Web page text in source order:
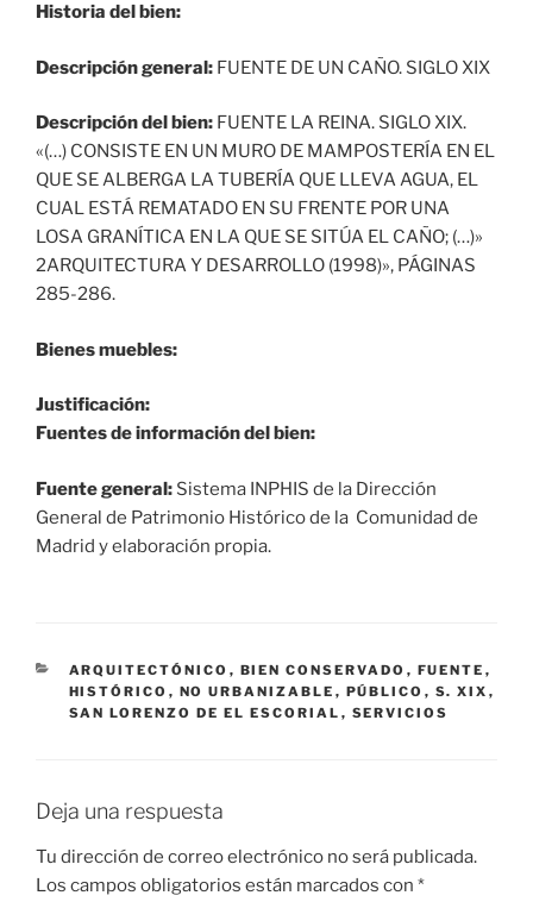
Historia del bien:
Descripción general: FUENTE DE UN CAÑO. SIGLO XIX
Descripción del bien: FUENTE LA REINA. SIGLO XIX.
«(…) CONSISTE EN UN MURO DE MAMPOSTERÍA EN EL
QUE SE ALBERGA LA TUBERÍA QUE LLEVA AGUA, EL
CUAL ESTÁ REMATADO EN SU FRENTE POR UNA
LOSA GRANÍTICA EN LA QUE SE SITÚA EL CAÑO; (…)»
2ARQUITECTURA Y DESARROLLO (1998)», PÁGINAS
285-286.
Bienes muebles:
Justificación:
Fuentes de información del bien:
Fuente general: Sistema INPHIS de la Dirección
General de Patrimonio Histórico de la Comunidad de
Madrid y elaboración propia.
CATEGORÍAS
ARQUITECTÓNICO , BIEN CONSERVADO , FUENTE ,
HISTÓRICO , NO URBANIZABLE , PÚBLICO , S. XIX ,
SAN LORENZO DE EL ESCORIAL , SERVICIOS
Deja una respuesta
Tu dirección de correo electrónico no será publicada.
Los campos obligatorios están marcados con *